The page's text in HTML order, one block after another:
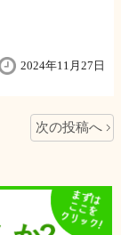
2024年11月27日
次の投稿へ